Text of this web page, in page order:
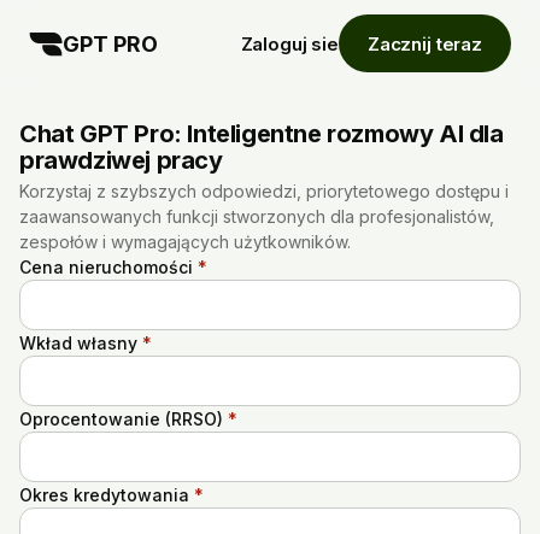
GPT PRO Zaloguj sie Zacznij teraz
Chat GPT Pro: Inteligentne rozmowy AI dla
prawdziwej pracy
Korzystaj z szybszych odpowiedzi, priorytetowego dostępu i
zaawansowanych funkcji stworzonych dla profesjonalistów,
zespołów i wymagających użytkowników.
Cena nieruchomości *
Wkład własny *
Oprocentowanie (RRSO) *
Okres kredytowania *